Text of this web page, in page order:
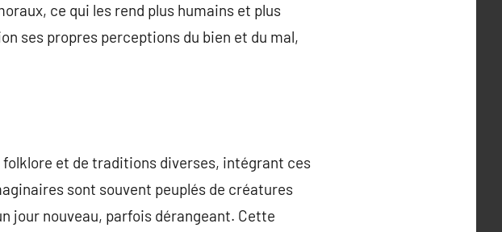
ce qui les rend plus humains et plus
ses propres perceptions du bien et du mal,
et de traditions diverses, intégrant ces
sont souvent peuplés de créatures
jour nouveau, parfois dérangeant. Cette